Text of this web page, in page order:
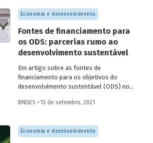
Economia e desenvolvimento
Fontes de financiamento para
os ODS: parcerias rumo ao
desenvolvimento sustentável
Em artigo sobre as fontes de
financiamento para os objetivos do
desenvolvimento sustentável (ODS) no
(UFRJ) e Bianca Scarpeline de Castro
provedores e tomadores de recursos
relacionados aos ODS e quais são os
BNDES • 13 de setembro, 2021
Economia e desenvolvimento